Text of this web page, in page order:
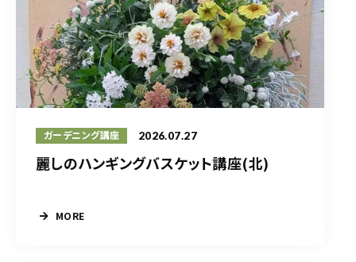
ガーデニング講座 2026.07.27
麗しのハンギングバスケット講座(北)
MORE